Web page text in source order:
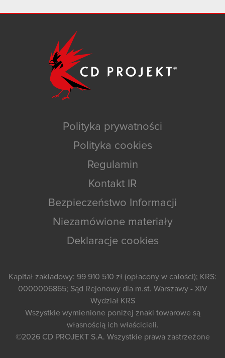
Polityka prywatności
Polityka cookies
Regulamin
Kontakt IR
Bezpieczeństwo Informacji
Niezamówione materiały
Deklaracje cookies
Kapitał zakładowy: 99 910 510 zł (opłacony w całości); KRS:
0000006865; Sąd Rejonowy dla m.st. Warszawy - XIV
Wydział KRS
Wszystkie wymienione poniżej znaki towarowe są
własnością ich właścicieli.
©2026 CD PROJEKT S.A. Wszystkie prawa zastrzeżone